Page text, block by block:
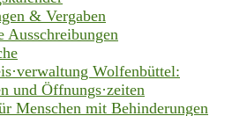
& Vergaben
Ausschreibungen
Wolfenbüttel:
und Öffnungs·zeiten
Menschen mit Behinderungen